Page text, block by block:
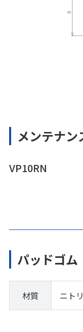
メンテナ
VP10RN
パッドゴム
材質 ニト